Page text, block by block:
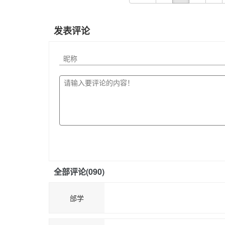
发表评论
全部评论(090)
邰学